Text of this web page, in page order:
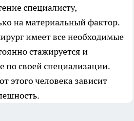
специалисту,
на материальный фактор.
имеет все необходимые
стажируется и
по своей специализации.
этого человека зависит